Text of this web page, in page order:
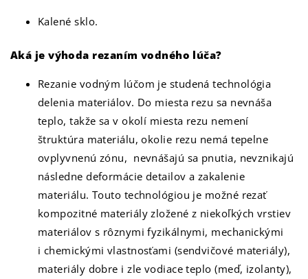
Kalené sklo.
Aká je výhoda rezaním vodného lúča?
Rezanie vodným lúčom je studená technológia
delenia materiálov. Do miesta rezu sa nevnáša
teplo, takže sa v okolí miesta rezu nemení
štruktúra materiálu, okolie rezu nemá tepelne
ovplyvnenú zónu, nevnášajú sa pnutia, nevznikajú
následne deformácie detailov a zakalenie
materiálu. Touto technológiou je možné rezať
kompozitné materiály zložené z niekoľkých vrstiev
materiálov s rôznymi fyzikálnymi, mechanickými
i chemickými vlastnosťami (sendvičové materiály),
materiály dobre i zle vodiace teplo (meď, izolanty),